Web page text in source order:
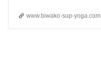
www.biwako-sup-yoga.com